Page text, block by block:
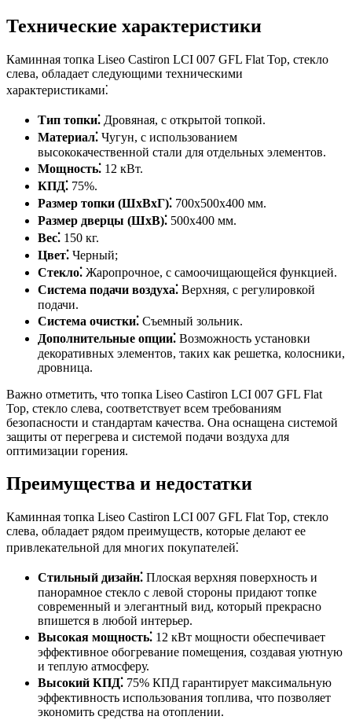
Технические характеристики
Каминная топка Liseo Castiron LCI 007 GFL Flat Top, стекло
слева, обладает следующими техническими
характеристиками⁚
Тип топки⁚ Дровяная, с открытой топкой.
Материал⁚ Чугун, с использованием
высококачественной стали для отдельных элементов.
Мощность⁚ 12 кВт.
КПД⁚ 75%.
Размер топки (ШхВхГ)⁚ 700х500х400 мм.
Размер дверцы (ШхВ)⁚ 500х400 мм.
Вес⁚ 150 кг.
Цвет⁚ Черный;
Стекло⁚ Жаропрочное, с самоочищающейся функцией.
Система подачи воздуха⁚ Верхняя, с регулировкой
подачи.
Система очистки⁚ Съемный зольник.
Дополнительные опции⁚ Возможность установки
декоративных элементов, таких как решетка, колосники,
дровница.
Важно отметить, что топка Liseo Castiron LCI 007 GFL Flat
Top, стекло слева, соответствует всем требованиям
безопасности и стандартам качества. Она оснащена системой
защиты от перегрева и системой подачи воздуха для
оптимизации горения.
Преимущества и недостатки
Каминная топка Liseo Castiron LCI 007 GFL Flat Top, стекло
слева, обладает рядом преимуществ, которые делают ее
привлекательной для многих покупателей⁚
Стильный дизайн⁚ Плоская верхняя поверхность и
панорамное стекло с левой стороны придают топке
современный и элегантный вид, который прекрасно
впишется в любой интерьер.
Высокая мощность⁚ 12 кВт мощности обеспечивает
эффективное обогревание помещения, создавая уютную
и теплую атмосферу.
Высокий КПД⁚ 75% КПД гарантирует максимальную
эффективность использования топлива, что позволяет
экономить средства на отоплении.